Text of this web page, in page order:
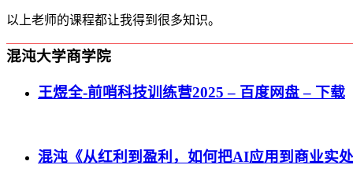
以上老师的课程都让我得到很多知识。
混沌大学商学院
王煜全-前哨科技训练营2025 – 百度网盘 – 下载
混沌《从红利到盈利，如何把AI应用到商业实